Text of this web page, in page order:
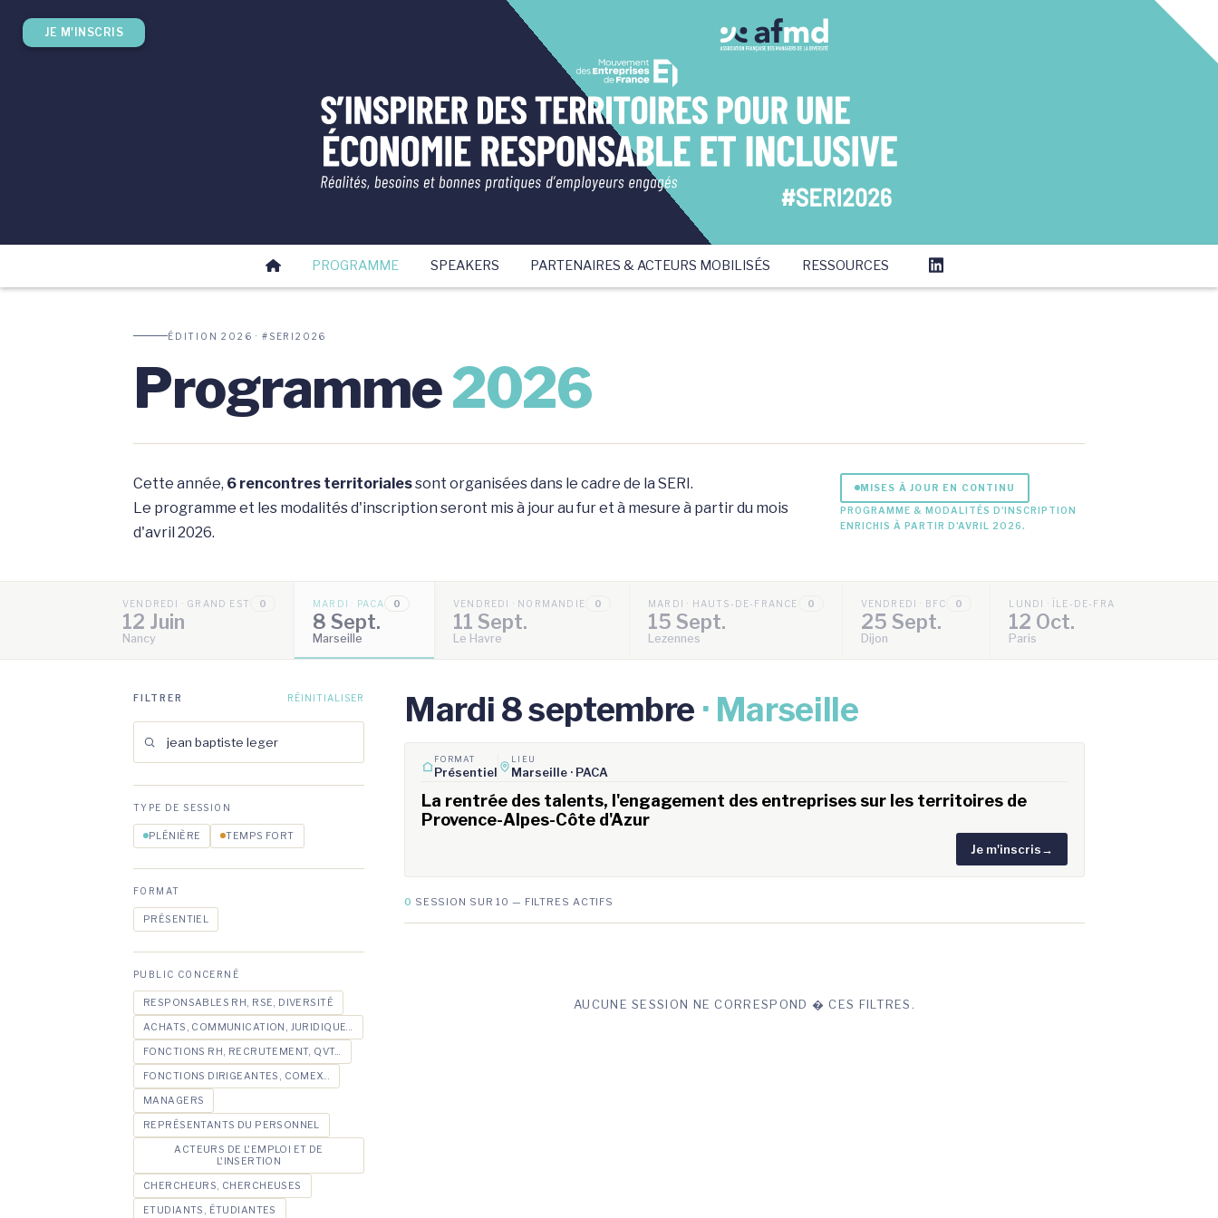
JE M'INSCRIS
PROGRAMME SPEAKERS PARTENAIRES & ACTEURS MOBILISÉS RESSOURCES
ÉDITION 2026 · #SERI2026
Programme2026
Cette année, 6 rencontres territorialessont organisées dans le cadre de la SERI.
Le programme et les modalités d'inscription seront mis à jour au fur et à mesure à partir du mois
d'avril 2026.
MISES À JOUR EN CONTINU
PROGRAMME & MODALITÉS D'INSCRIPTION
ENRICHIS À PARTIR D'AVRIL 2026.
VENDREDI · GRAND EST 0
12 Juin
Nancy
MARDI · PACA 0
8 Sept.
Marseille
VENDREDI · NORMANDIE 0
11 Sept.
Le Havre
MARDI · HAUTS-DE-FRANCE 0
15 Sept.
Lezennes
VENDREDI · BFC 0
25 Sept.
Dijon
LUNDI · ÎLE-DE-FRANCE
12 Oct.
Paris
FILTRER RÉINITIALISER
TYPE DE SESSION
PLÉNIÈRE TEMPS FORT
FORMAT
PRÉSENTIEL
PUBLIC CONCERNÉ
RESPONSABLES RH, RSE, DIVERSITÉ
ACHATS, COMMUNICATION, JURIDIQUE...
FONCTIONS RH, RECRUTEMENT, QVT...
FONCTIONS DIRIGEANTES, COMEX...
MANAGERS
REPRÉSENTANTS DU PERSONNEL
ACTEURS DE L'EMPLOI ET DE
L'INSERTION
CHERCHEURS, CHERCHEUSES
ETUDIANTS, ÉTUDIANTES
Mardi 8 septembre · Marseille
FORMAT
Présentiel
LIEU
Marseille · PACA
La rentrée des talents, l'engagement des entreprises sur les territoires de
Provence-Alpes-Côte d'Azur
Je m'inscris→
0 SESSION SUR 10 — FILTRES ACTIFS
AUCUNE SESSION NE CORRESPOND � CES FILTRES.